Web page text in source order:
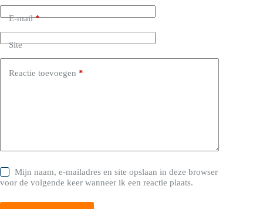
E-mail*
Site
Reactie toevoegen *
Mijn naam, e-mailadres en site opslaan in deze browser
voor de volgende keer wanneer ik een reactie plaats.